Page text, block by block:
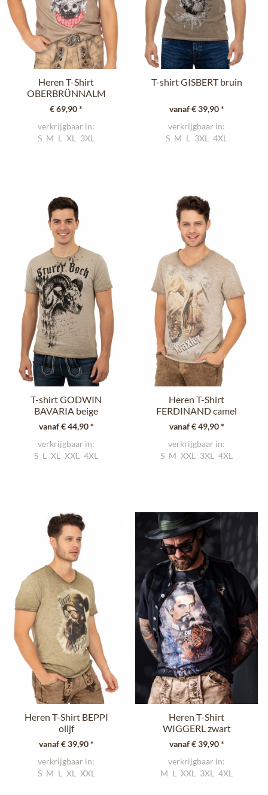
Heren T-Shirt
OBERBRÜNNALM
lichtbruin
€ 69,90 *
verkrijgbaar in:
S M L XL 3XL
T-shirt GISBERT bruin
vanaf € 39,90 *
verkrijgbaar in:
S M L 3XL 4XL
T-shirt GODWIN
BAVARIA beige
vanaf € 44,90 *
verkrijgbaar in:
S L XL XXL 4XL
Heren T-Shirt
FERDINAND camel
vanaf € 49,90 *
verkrijgbaar in:
S M XXL 3XL 4XL
Heren T-Shirt BEPPI
olijf
vanaf € 39,90 *
verkrijgbaar in:
S M L XL XXL
Heren T-Shirt
WIGGERL zwart
vanaf € 39,90 *
verkrijgbaar in:
M L XXL 3XL 4XL